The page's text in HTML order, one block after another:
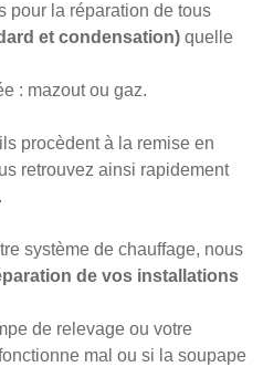
pour la réparation de tous
et condensation) quelle
: mazout ou gaz.
procèdent à la remise en
retrouvez ainsi rapidement
système de chauffage, nous
de vos installations
de relevage ou votre
mal ou si la soupape